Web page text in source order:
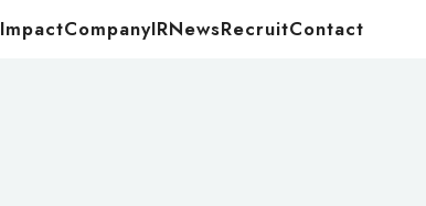
ImpactCompanyIRNewsRecruitContact